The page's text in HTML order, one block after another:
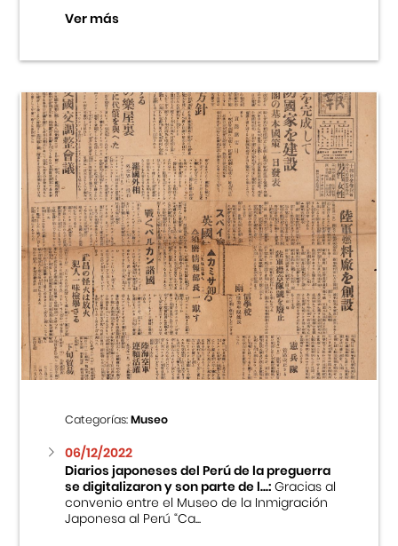
Ver más
Categorías:Museo
06/12/2022
Diarios japoneses del Perú de la preguerra
se digitalizaron y son parte de l...:Gracias al
convenio entre el Museo de la Inmigración
Japonesa al Perú “Ca...